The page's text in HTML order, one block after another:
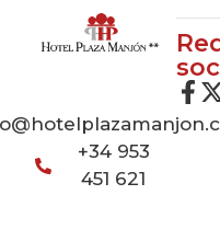
+34 953
451 621